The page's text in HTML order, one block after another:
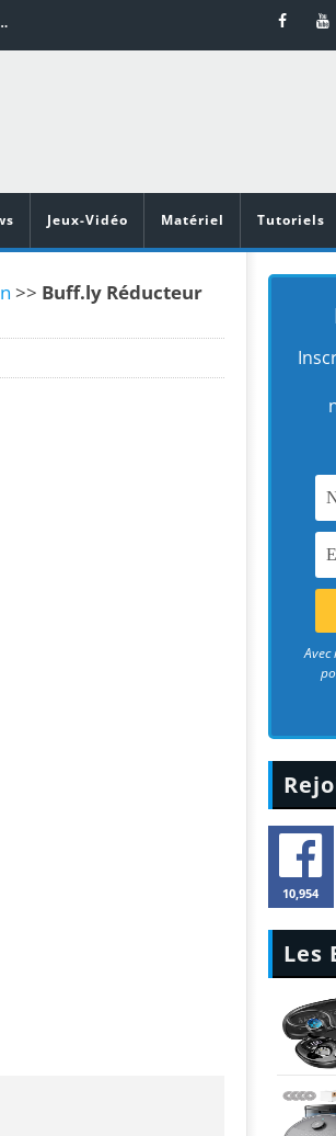
la mise en page
Jeux-Vidéo Matériel Tutoriels
>> Buff.ly Réducteur
Avec
10,954
Les